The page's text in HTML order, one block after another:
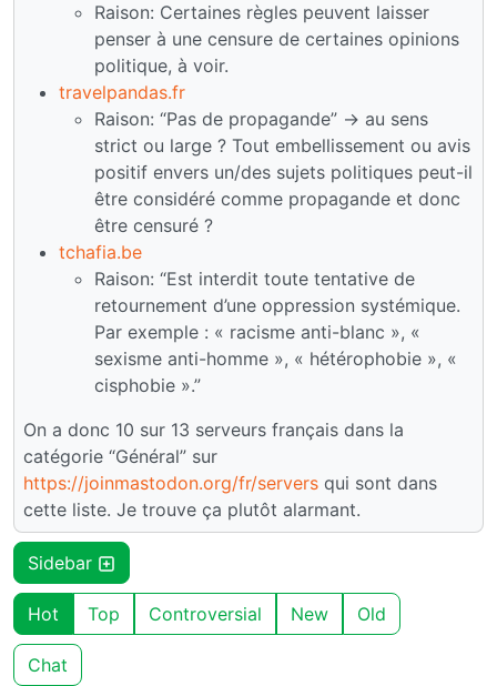
Raison: Certaines règles peuvent laisser
penser à une censure de certaines opinions
politique, à voir.
travelpandas.fr
Raison: “Pas de propagande” -> au sens
strict ou large ? Tout embellissement ou avis
positif envers un/des sujets politiques peut-il
être considéré comme propagande et donc
être censuré ?
tchafia.be
Raison: “Est interdit toute tentative de
retournement d’une oppression systémique.
Par exemple : « racisme anti-blanc », «
sexisme anti-homme », « hétérophobie », «
cisphobie ».”
On a donc 10 sur 13 serveurs français dans la
catégorie “Général” sur
https://joinmastodon.org/fr/servers qui sont dans
cette liste. Je trouve ça plutôt alarmant.
Sidebar
Hot Top Controversial New Old
Chat